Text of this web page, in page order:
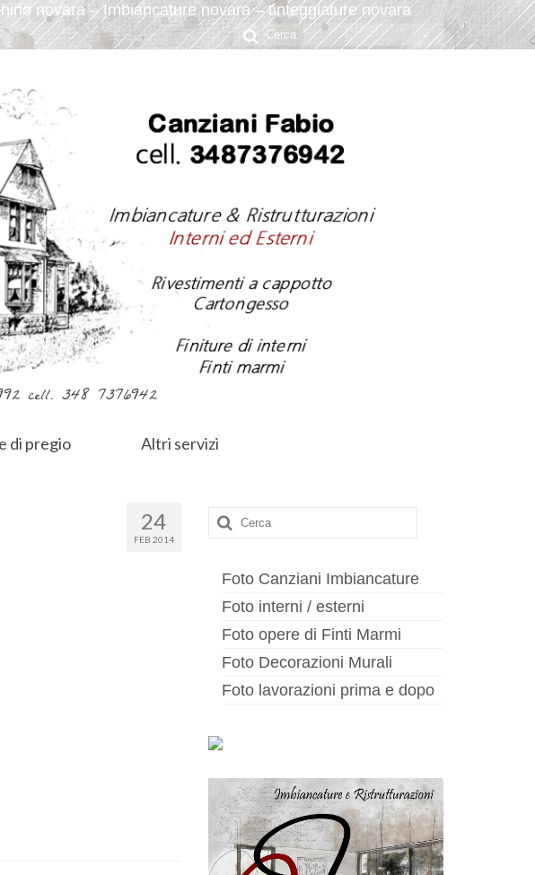
novara – Imbiancature novara – tinteggiature novara
Cerca:
cell. 348 7376942
di pregio Altri servizi
24
FEB 2014
Cerca:
Foto Canziani Imbiancature
Foto interni / esterni
Foto opere di Finti Marmi
Foto Decorazioni Murali
Foto lavorazioni prima e dopo